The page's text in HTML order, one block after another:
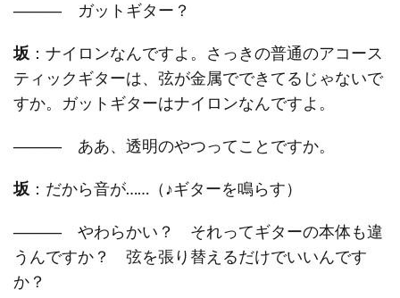
―――ガットギター？
坂 ：ナイロンなんですよ。さっきの普通のアコース
ティックギターは、弦が金属でできてるじゃないで
すか。ガットギターはナイロンなんですよ。
―――ああ、透明のやつってことですか。
坂 ：だから音が……（♪ギターを鳴らす）
―――やわらかい？ それってギターの本体も違
うんですか？ 弦を張り替えるだけでいいんです
か？